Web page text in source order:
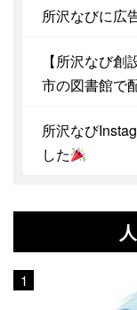
所沢なびに広
【所沢なび
市の図書館で
所沢なび
した